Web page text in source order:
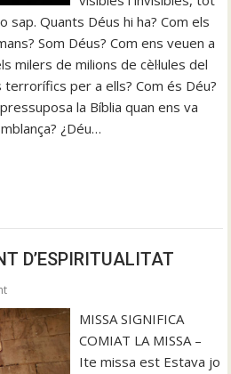
Quants Déus hi ha? Com els
Som Déus? Com ens veuen a
milers de milions de cèl·lules del
per a ells? Com és Déu?
la Bíblia quan ens va
¿Déu…
D’ESPIRITUALITAT
MISSA SIGNIFICA
COMIAT LA MISSA –
Ite missa est Estava jo